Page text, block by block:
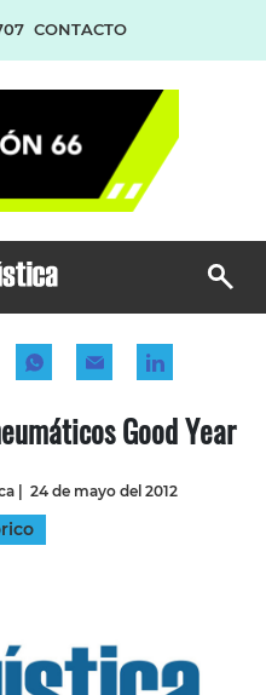
CONTACTO
Good Year
| 24 de mayo del 2012